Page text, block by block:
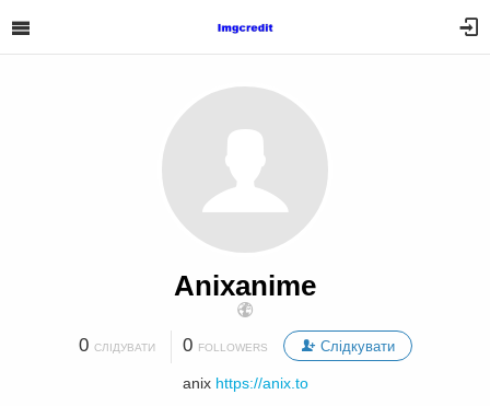
Anixanime
0 СЛІДУВАТИ 0 FOLLOWERS Слідкувати
anix https://anix.to